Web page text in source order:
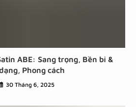
ABE: Sang trọng, Bền bỉ &
Phong cách
30 Tháng 6, 2025